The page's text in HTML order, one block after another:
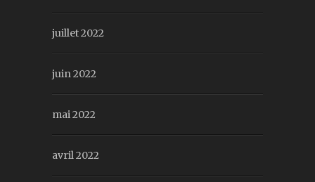
juillet 2022
juin 2022
mai 2022
avril 2022